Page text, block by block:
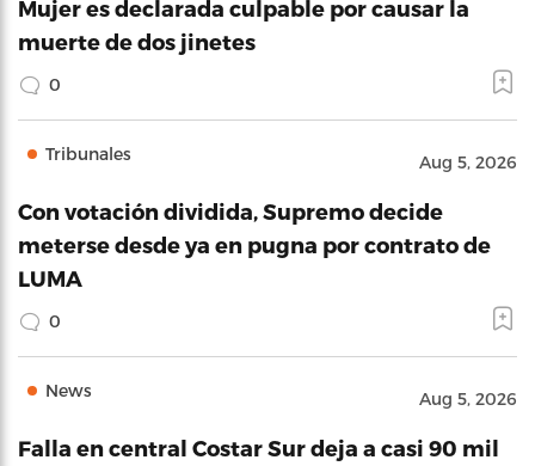
Mujer es declarada culpable por causar la
muerte de dos jinetes
0
Tribunales Aug 5, 2026
Con votación dividida, Supremo decide
meterse desde ya en pugna por contrato de
LUMA
0
News Aug 5, 2026
Falla en central Costar Sur deja a casi 90 mil